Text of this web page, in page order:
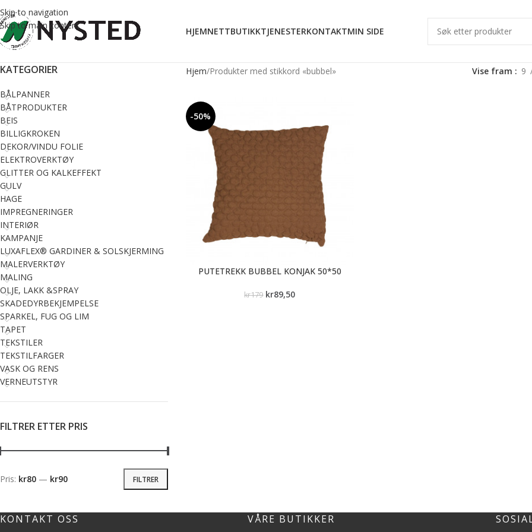
Skip to navigation
Skip to main content
HJEMNETTBUTIKKTJENESTERKONTAKTMIN SIDE
KATEGORIER
BÅLPANNER
BÅTPRODUKTER
BEIS
BILLIGKROKEN
DEKOR/VINDU FOLIE
ELEKTROVERKTØY
GLITTER OG KALKEFFEKT
GULV
HAGE
IMPREGNERINGER
INTERIØR
KAMPANJE
LUXAFLEX® GARDINER & SOLSKJERMING
MALERVERKTØY
MALING
OLJE, LAKK &SPRAY
SKADEDYRBEKJEMPELSE
SPARKEL, FUG OG LIM
TAPET
TEKSTILER
TEKSTILFARGER
VASK OG RENS
VERNEUTSTYR
FILTRER ETTER PRIS
FILTRER
Pris: kr80 — kr90
Hjem Produkter med stikkord «bubbel» Vise fram 9
-50%
PUTETREKK BUBBEL KONJAK 50*50
kr179 kr89,50
KONTAKT OSS VÅRE BUTIKKER